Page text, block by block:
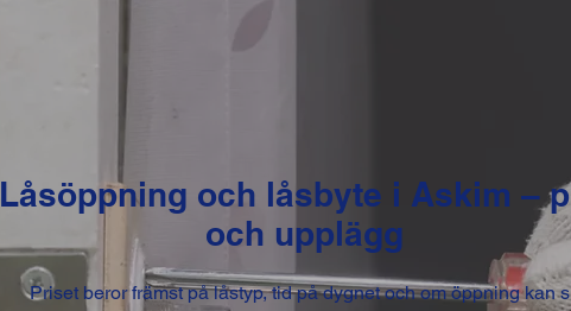
Låsöppning och låsbyte i Askim –
och upplägg
Priset beror främst på låstyp, tid på dygnet och om öppning kan